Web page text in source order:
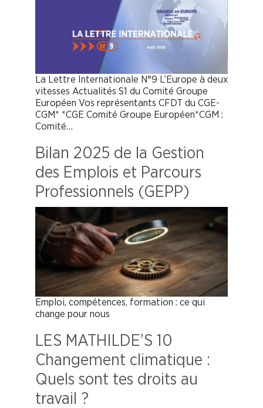
La Lettre Internationale N°9 L’Europe à deux
vitesses Actualités S1 du Comité Groupe
Européen Vos représentants CFDT du CGE-
CGM* *CGE Comité Groupe Européen*CGM :
Comité…
Bilan 2025 de la Gestion
des Emplois et Parcours
Professionnels (GEPP)
Emploi, compétences, formation : ce qui
change pour nous
LES MATHILDE’S 10
Changement climatique :
Quels sont tes droits au
travail ?